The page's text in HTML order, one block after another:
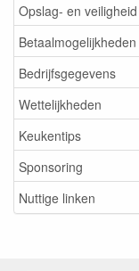
Opslag- en
Betaalmogelijkheden
Bedrijfsgegevens
Wettelijkheden
Keukentips
Sponsoring
Nuttige linken